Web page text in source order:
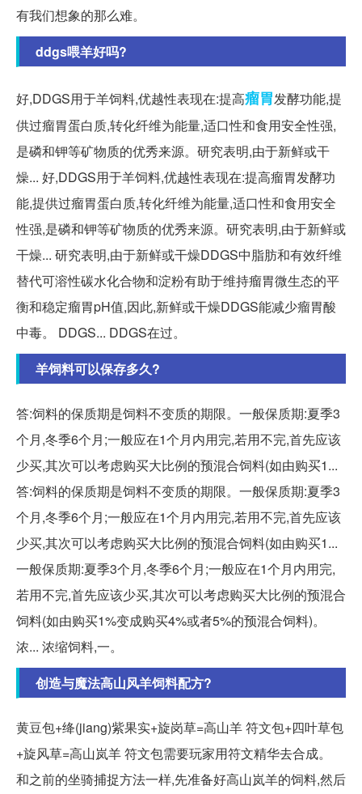
有我们想象的那么难。
ddgs喂羊好吗?
好,DDGS用于羊饲料,优越性表现在:提高瘤胃发酵功能,提
供过瘤胃蛋白质,转化纤维为能量,适口性和食用安全性强,
是磷和钾等矿物质的优秀来源。研究表明,由于新鲜或干
燥... 好,DDGS用于羊饲料,优越性表现在:提高瘤胃发酵功
能,提供过瘤胃蛋白质,转化纤维为能量,适口性和食用安全
性强,是磷和钾等矿物质的优秀来源。研究表明,由于新鲜或
干燥... 研究表明,由于新鲜或干燥DDGS中脂肪和有效纤维
替代可溶性碳水化合物和淀粉有助于维持瘤胃微生态的平
衡和稳定瘤胃pH值,因此,新鲜或干燥DDGS能减少瘤胃酸
中毒。 DDGS... DDGS在过。
羊饲料可以保存多久?
答:饲料的保质期是饲料不变质的期限。一般保质期:夏季3
个月,冬季6个月;一般应在1个月内用完,若用不完,首先应该
少买,其次可以考虑购买大比例的预混合饲料(如由购买1...
答:饲料的保质期是饲料不变质的期限。一般保质期:夏季3
个月,冬季6个月;一般应在1个月内用完,若用不完,首先应该
少买,其次可以考虑购买大比例的预混合饲料(如由购买1...
一般保质期:夏季3个月,冬季6个月;一般应在1个月内用完,
若用不完,首先应该少买,其次可以考虑购买大比例的预混合
饲料(如由购买1%变成购买4%或者5%的预混合饲料)。
浓... 浓缩饲料,一。
创造与魔法高山风羊饲料配方?
黄豆包+绛(jiang)紫果实+旋岗草=高山羊 符文包+四叶草包
+旋风草=高山岚羊 符文包需要玩家用符文精华去合成。
和之前的坐骑捕捉方法一样,先准备好高山岚羊的饲料,然后